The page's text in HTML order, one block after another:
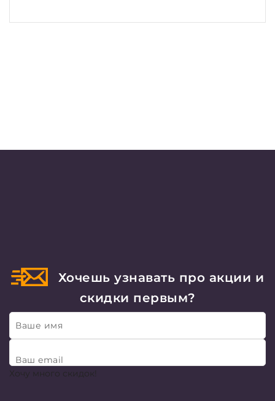
Хочешь узнавать про акции и
скидки первым?
Ваше имя
Ваш email
Хочу много скидок!